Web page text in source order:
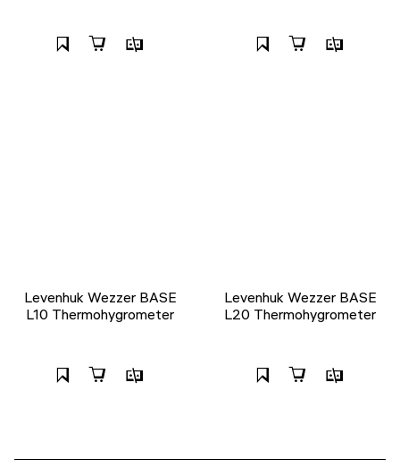
Levenhuk Wezzer BASE
L10 Thermohygrometer
Levenhuk Wezzer BASE
L20 Thermohygrometer